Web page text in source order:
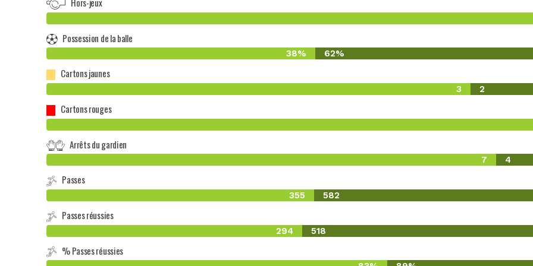
Possession de la balle
38% 62%
Cartons jaunes
3 2
Cartons rouges
Arrêts du gardien
7 4
Passes
355 582
Passes réussies
294 518
% Passes réussies